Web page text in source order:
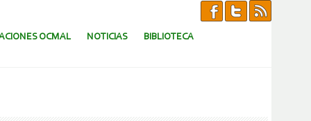
OCMAL NOTICIAS BIBLIOTECA